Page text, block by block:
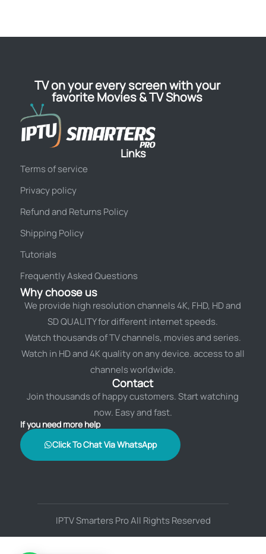
TV on your every screen with your
favorite Movies & TV Shows
Links
Terms of service
Privacy policy
Refund and Returns Policy
Shipping Policy
Tutorials
Frequently Asked Questions
Why choose us
We provide high resolution channels 4K, FHD, HD and
SD QUALITY for different internet speeds.
Watch thousands of TV channels, movies and series.
Watch in HD and 4K quality on any device. access to all
channels worldwide.
Contact
Join thousands of happy customers. Start watching
now. Easy and fast.
If you need more help
Click To Chat Via WhatsApp
IPTV Smarters Pro All Rights Reserved